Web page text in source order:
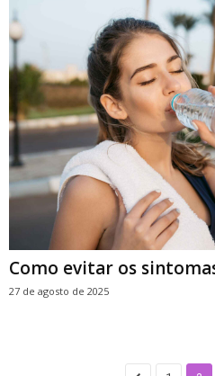
Como evitar os
27 de agosto de 2025